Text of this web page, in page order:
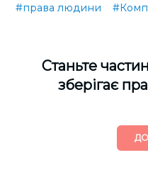
#права людини
Cтаньте
зберігає